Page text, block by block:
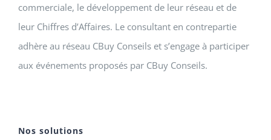
commerciale, le développement de leur réseau et de
leur Chiffres d’Affaires. Le consultant en contrepartie
adhère au réseau CBuy Conseils et s’engage à participer
aux événements proposés par CBuy Conseils.
Nos solutions